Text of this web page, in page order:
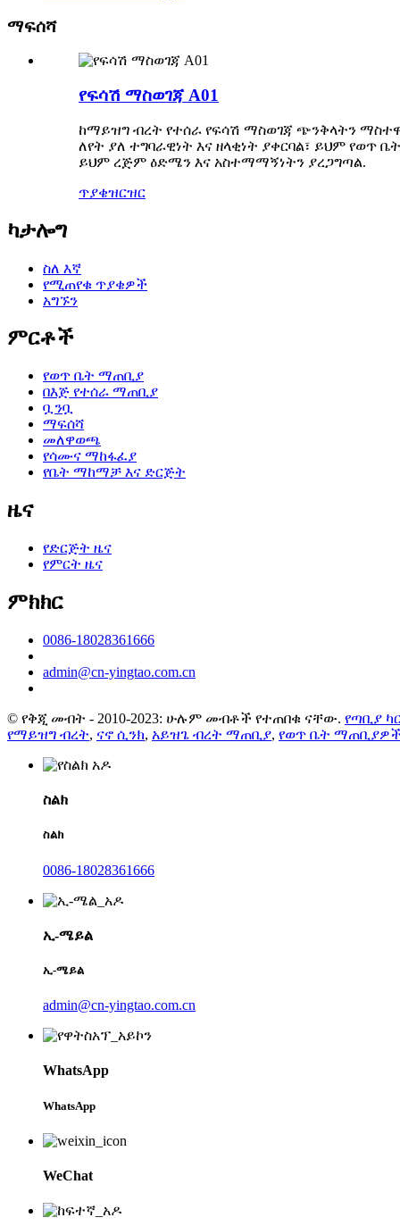
ማፍሰሻ
የፍሳሽ ማስወገጃ A01
ከማይዝግ ብረት የተሰራ የፍሳሽ ማስወገጃ ጭንቅላትን
ለየት ያለ ተግባራዊነት እና ዘላቂነት ያቀርባል፣ ይህም የወጥ
ይህም ረጅም ዕድሜን እና አስተማማኝነትን ያረጋግጣል.
ጥያቄዝርዝር
ካታሎግ
ስለ እኛ
የሚጠየቁ ጥያቄዎች
አግኙን
ምርቶች
የወጥ ቤት ማጠቢያ
በእጅ የተሰራ ማጠቢያ
ቧንቧ
ማፍሰሻ
መለዋወጫ
የሳሙና ማከፋፈያ
የቤት ማከማቻ እና ድርጅት
ዜና
የድርጅት ዜና
የምርት ዜና
ምክክር
0086-18028361666
admin@cn-yingtao.com.cn
© የቅጂ መብት - 2010-2023: ሁሉም መብቶች የተጠበቁ ናቸው. የጣቢያ
የማይዝግ ብረት, ናኖ ሲንክ, አይዝጌ ብረት ማጠቢያ, የወጥ ቤት
ስልክ
ስልክ
0086-18028361666
ኢ-ሜይል
ኢ-ሜይል
admin@cn-yingtao.com.cn
WhatsApp
WhatsApp
WeChat